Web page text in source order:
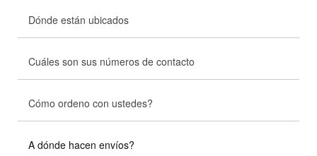
Dónde están ubicados
Cuáles son sus números de contacto
Cómo ordeno con ustedes?
A dónde hacen envíos?